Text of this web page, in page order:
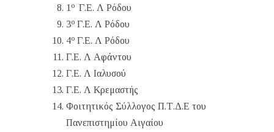
1 ο Γ.Ε. Λ Ρόδου
3ο Γ.Ε. Λ Ρόδου
4ο Γ.Ε. Λ Ρόδου
Γ.Ε. Λ Αφάντου
Γ.Ε. Λ Ιαλυσού
Γ.Ε. Λ Κρεμαστής
Φοιτητικός Σύλλογος Π.Τ.Δ.Ε του
Πανεπιστημίου Αιγαίου